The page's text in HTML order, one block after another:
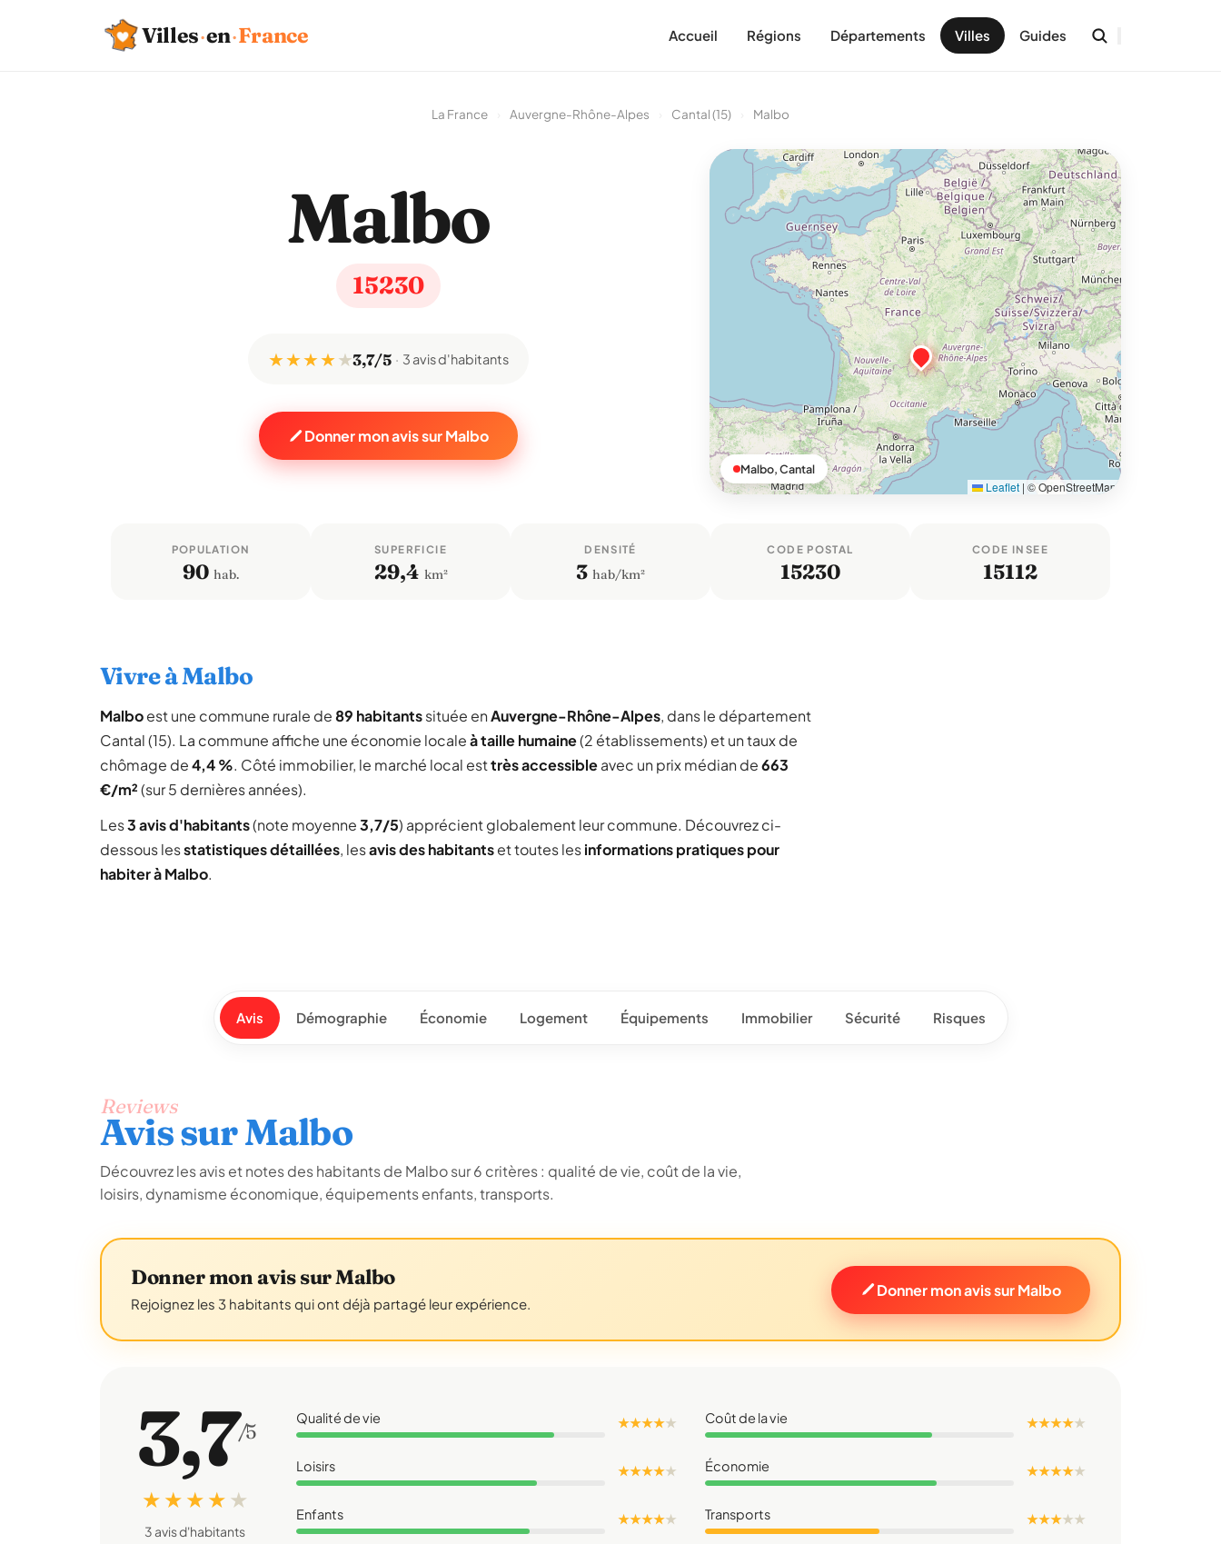
Villes·en·France Accueil Régions Départements Villes Guides
La France Auvergne-Rhône-Alpes Cantal (15) Malbo
Malbo
15230
★ ★ ★ ★★3,7/5 3 avis d'habitants
Donner mon avis sur Malbo
Leaflet | © OpenStreetMap
Malbo, Cantal
POPULATION
90 hab.
SUPERFICIE
29,4 km²
DENSITÉ
3 hab/km²
CODE POSTAL
15230
CODE INSEE
15112
Vivre à Malbo
Malboest une commune rurale de89 habitantssituée enAuvergne-Rhône-Alpes, dans le département
Cantal (15). La commune affiche une économie localeà taille humaine(2 établissements) et un taux de
chômage de4,4 %. Côté immobilier, le marché local esttrès accessibleavec un prix médian de663
€/m²(sur 5 dernières années).
Les3 avis d'habitants(note moyenne3,7/5) apprécient globalement leur commune. Découvrez ci-
dessous lesstatistiques détaillées, lesavis des habitantset toutes lesinformations pratiques pour
habiter à Malbo.
Avis Démographie Économie Logement Équipements Immobilier Sécurité Risques
Reviews
Avis sur Malbo
Découvrez les avis et notes des habitants de Malbo sur 6 critères : qualité de vie, coût de la vie,
loisirs, dynamisme économique, équipements enfants, transports.
Donner mon avis sur Malbo
Rejoignez les 3 habitants qui ont déjà partagé leur expérience.
Donner mon avis sur Malbo
3,7/5
★ ★ ★ ★ ★
3 avis d'habitants
Qualité de vie ★ ★ ★ ★★ Coût de la vie ★ ★ ★ ★★
Loisirs ★ ★ ★ ★★ Économie ★ ★ ★ ★★
Enfants ★ ★ ★ ★★ Transports ★ ★ ★★★